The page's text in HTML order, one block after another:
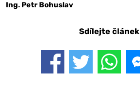
Ing. Petr Bohuslav
Sdílejte článek